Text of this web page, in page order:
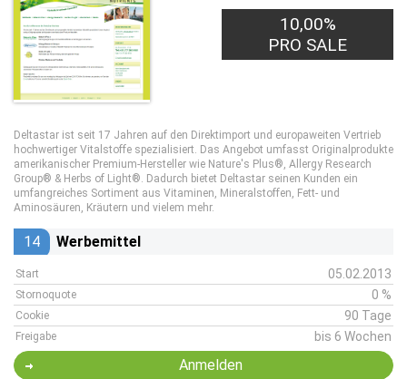
10,00%
PRO SALE
Deltastar ist seit 17 Jahren auf den Direktimport und europaweiten Vertrieb
hochwertiger Vitalstoffe spezialisiert. Das Angebot umfasst Originalprodukte
amerikanischer Premium-Hersteller wie Nature's Plus®, Allergy Research
Group® & Herbs of Light®. Dadurch bietet Deltastar seinen Kunden ein
umfangreiches Sortiment aus Vitaminen, Mineralstoffen, Fett- und
Aminosäuren, Kräutern und vielem mehr.
14 Werbemittel
Start 05.02.2013
Stornoquote 0 %
Cookie 90 Tage
Freigabe bis 6 Wochen
Anmelden